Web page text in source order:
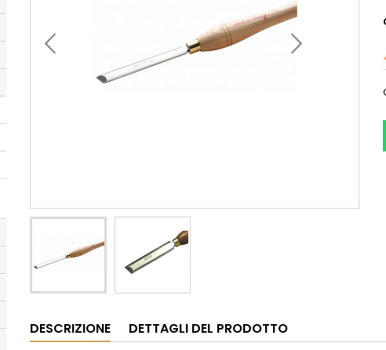
Toggle
Toggle
Toggle
DESCRIZIONE DETTAGLI DEL PRODOTTO